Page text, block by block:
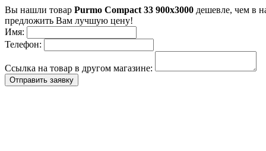
Вы нашли товар Purmo Compact 33 900x3000 дешевле, чем в
предложить Вам лучшую цену!
Имя:
Телефон:
Ссылка на товар в другом магазине:
Отправить заявку